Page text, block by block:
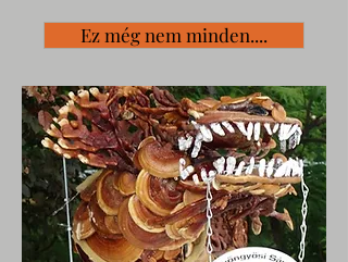
Ez még nem minden....